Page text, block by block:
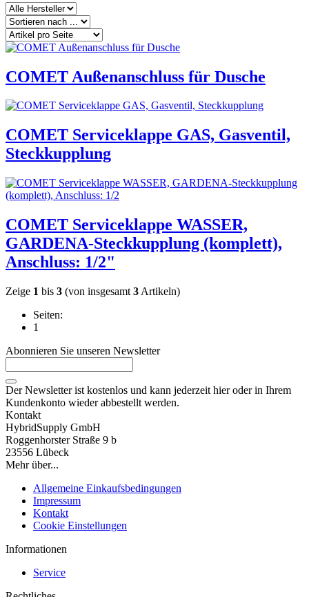
COMET Außenanschluss für Dusche
COMET Serviceklappe GAS, Gasventil,
Steckkupplung
COMET Serviceklappe WASSER,
GARDENA-Steckkupplung (komplett),
Anschluss: 1/2"
Zeige 1 bis 3 (von insgesamt 3 Artikeln)
Seiten:
1
Abonnieren Sie unseren Newsletter
Der Newsletter ist kostenlos und kann jederzeit hier oder in Ihrem
Kundenkonto wieder abbestellt werden.
Kontakt
HybridSupply GmbH
Roggenhorster Straße 9 b
23556 Lübeck
Mehr über...
Allgemeine Einkaufsbedingungen
Impressum
Kontakt
Cookie Einstellungen
Informationen
Service